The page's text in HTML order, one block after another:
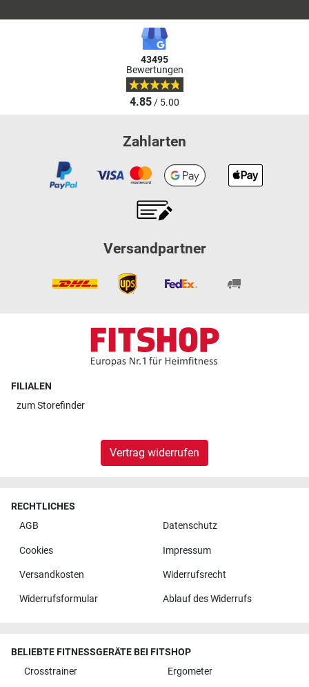
43495
Bewertungen
4.85/ 5.00
Zahlarten
Versandpartner
FILIALEN
zumStorefinder
Vertrag widerrufen
RECHTLICHES
AGB
Datenschutz
Cookies Impressum
Versandkosten Widerrufsrecht
Widerrufsformular Ablauf des Widerrufs
BELIEBTE FITNESSGERÄTE BEI FITSHOP
Crosstrainer
Ergometer